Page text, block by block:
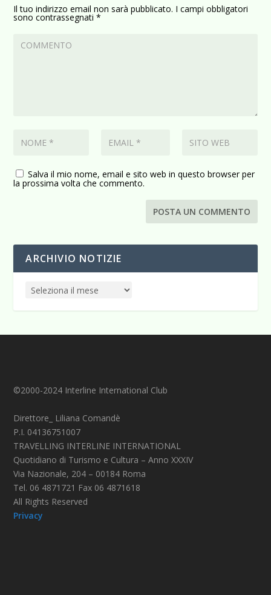
Il tuo indirizzo email non sarà pubblicato. I campi obbligatori
sono contrassegnati*
Salva il mio nome, email e sito web in questo browser per
la prossima volta che commento.
ARCHIVIO NOTIZIE
©2000-2024 Interline International Club
Direttore_ Liliana Comandè
P.I. 04136751007
TRAVELLING INTERLINE INTERNATIONAL
Quotidiano di Turismo e Cultura – Anno XXXIV
Via Nazionale, 204 – 00184 Roma
Tel. 06 4871721 Fax 06 4871618
All Rights Reserved
Privacy